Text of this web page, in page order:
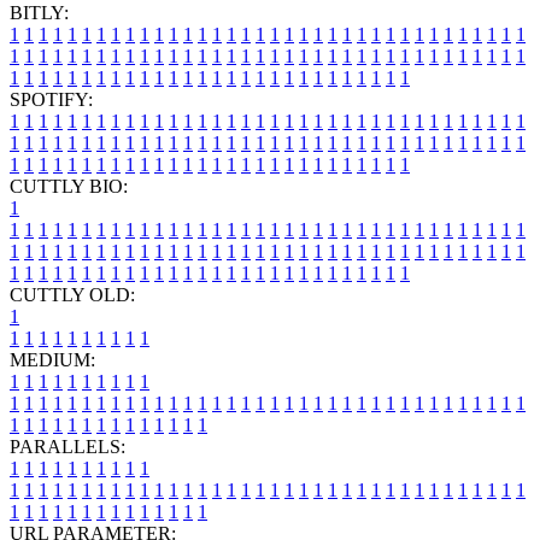
BITLY:
1 1 1 1 1 1 1 1 1 1 1 1 1 1 1 1 1 1 1 1 1 1 1 1 1 1 1 1 1 1 1 1 1 1 1 1
1 1 1 1 1 1 1 1 1 1 1 1 1 1 1 1 1 1 1 1 1 1 1 1 1 1 1 1 1 1 1 1 1 1 1 1
1 1 1 1 1 1 1 1 1 1 1 1 1 1 1 1 1 1 1 1 1 1 1 1 1 1 1 1
SPOTIFY:
1 1 1 1 1 1 1 1 1 1 1 1 1 1 1 1 1 1 1 1 1 1 1 1 1 1 1 1 1 1 1 1 1 1 1 1
1 1 1 1 1 1 1 1 1 1 1 1 1 1 1 1 1 1 1 1 1 1 1 1 1 1 1 1 1 1 1 1 1 1 1 1
1 1 1 1 1 1 1 1 1 1 1 1 1 1 1 1 1 1 1 1 1 1 1 1 1 1 1 1
CUTTLY BIO:
1
1 1 1 1 1 1 1 1 1 1 1 1 1 1 1 1 1 1 1 1 1 1 1 1 1 1 1 1 1 1 1 1 1 1 1 1
1 1 1 1 1 1 1 1 1 1 1 1 1 1 1 1 1 1 1 1 1 1 1 1 1 1 1 1 1 1 1 1 1 1 1 1
1 1 1 1 1 1 1 1 1 1 1 1 1 1 1 1 1 1 1 1 1 1 1 1 1 1 1 1
CUTTLY OLD:
1
1 1 1 1 1 1 1 1 1 1
MEDIUM:
1 1 1 1 1 1 1 1 1 1
1 1 1 1 1 1 1 1 1 1 1 1 1 1 1 1 1 1 1 1 1 1 1 1 1 1 1 1 1 1 1 1 1 1 1 1
1 1 1 1 1 1 1 1 1 1 1 1 1 1
PARALLELS:
1 1 1 1 1 1 1 1 1 1
1 1 1 1 1 1 1 1 1 1 1 1 1 1 1 1 1 1 1 1 1 1 1 1 1 1 1 1 1 1 1 1 1 1 1 1
1 1 1 1 1 1 1 1 1 1 1 1 1 1
URL PARAMETER: